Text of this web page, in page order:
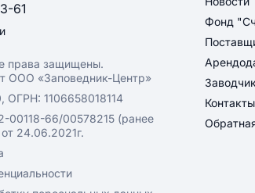
61
права защищены.
ООО «Заповедник-Центр»
1106658018114
00118-66/00578215 (ранее
24.06.2021г.
Фонд
Контакты